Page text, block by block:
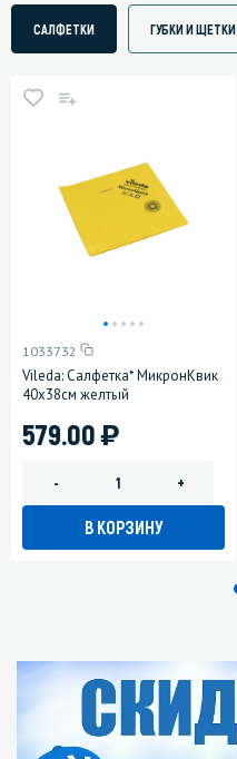
САЛФЕТКИ ГУБКИ И ЩЕТКИ
1033732
Vileda: Салфетка* МикронКвик
40х38см желтый
579.00)
- +
В КОРЗИНУ